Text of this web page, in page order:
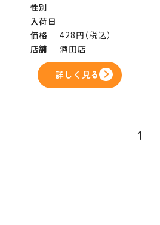
性別
入荷日
価格
428円（税込）
店舗
酒田店
詳しく見る
1